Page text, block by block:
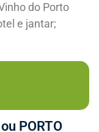
do Porto
e jantar;
PORTO